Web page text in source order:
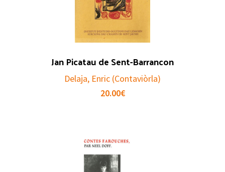
Jan Picatau de Sent-Barrancon
Delaja, Enric (Contaviòrla)
20.00€